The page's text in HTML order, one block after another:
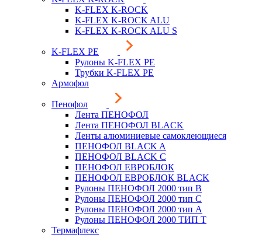
K-FLEX K-ROCK
K-FLEX K-ROCK ALU
K-FLEX K-ROCK ALU S
K-FLEX PE
Рулоны K-FLEX PE
Трубки K-FLEX PE
Армофол
Пенофол
Лента ПЕНОФОЛ
Лента ПЕНОФОЛ BLACK
Ленты алюминиевые самоклеющиеся
ПЕНОФОЛ BLACK A
ПЕНОФОЛ BLACK С
ПЕНОФОЛ ЕВРОБЛОК
ПЕНОФОЛ ЕВРОБЛОК BLACK
Рулоны ПЕНОФОЛ 2000 тип B
Рулоны ПЕНОФОЛ 2000 тип C
Рулоны ПЕНОФОЛ 2000 тип А
Рулоны ПЕНОФОЛ 2000 ТИП Т
Термафлекс